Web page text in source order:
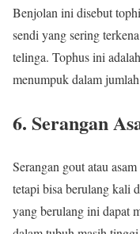
Benjolan ini disebut
sendi yang sering
telinga. Tophus ini
menumpuk dalam
6. Serangan
Serangan gout atau
tetapi bisa berulang kali
yang berulang ini dapat